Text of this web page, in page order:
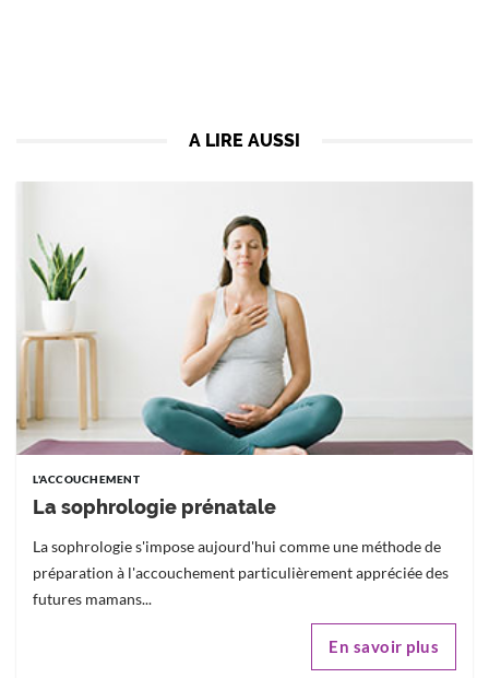
A LIRE AUSSI
L'ACCOUCHEMENT
La sophrologie prénatale
La sophrologie s'impose aujourd'hui comme une méthode de
préparation à l'accouchement particulièrement appréciée des
futures mamans...
En savoir plus